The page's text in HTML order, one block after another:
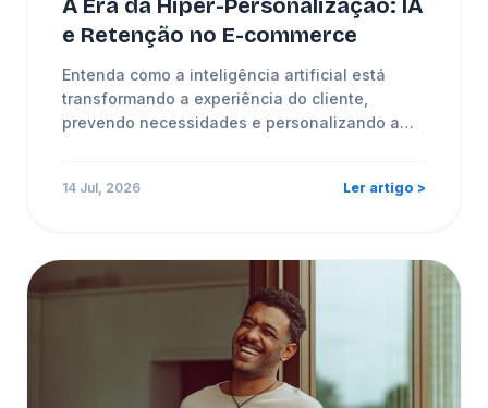
A Era da Hiper-Personalização: IA
e Retenção no E-commerce
Entenda como a inteligência artificial está
transformando a experiência do cliente,
prevendo necessidades e personalizando a
14 Jul, 2026 Ler artigo >